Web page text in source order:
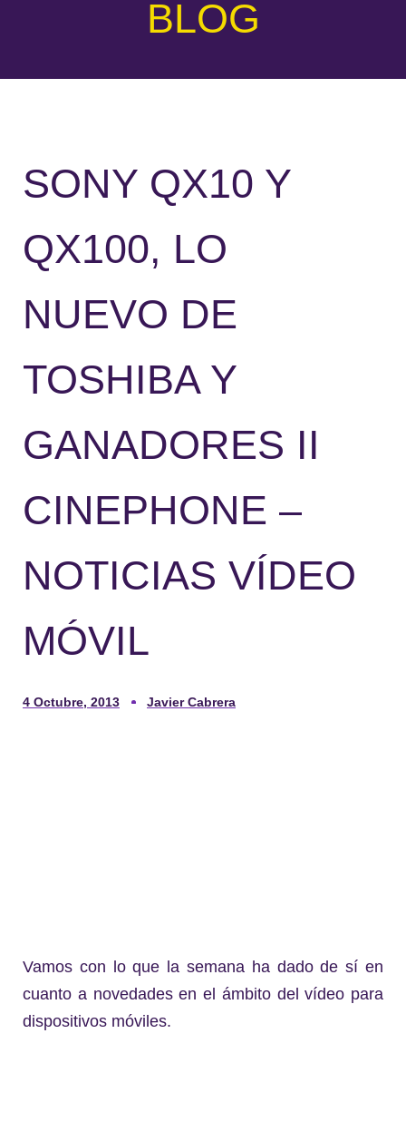
BLOG
SONY QX10 Y
QX100, LO
NUEVO DE
TOSHIBA Y
GANADORES II
CINEPHONE –
NOTICIAS VÍDEO
MÓVIL
4 Octubre, 2013 Javier Cabrera
Vamos con lo que la semana ha dado de sí en
cuanto a novedades en el ámbito del vídeo para
dispositivos móviles.